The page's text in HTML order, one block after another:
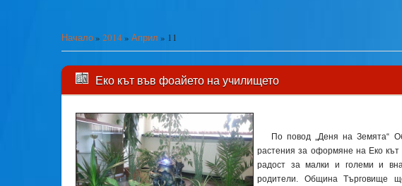
Начало» 2014 » Април » 11
Еко кът във фоайето на училището
По повод „Деня на Земята“
растения за оформяне на Еко
радост за малки и големи и
родители. Община Търговище